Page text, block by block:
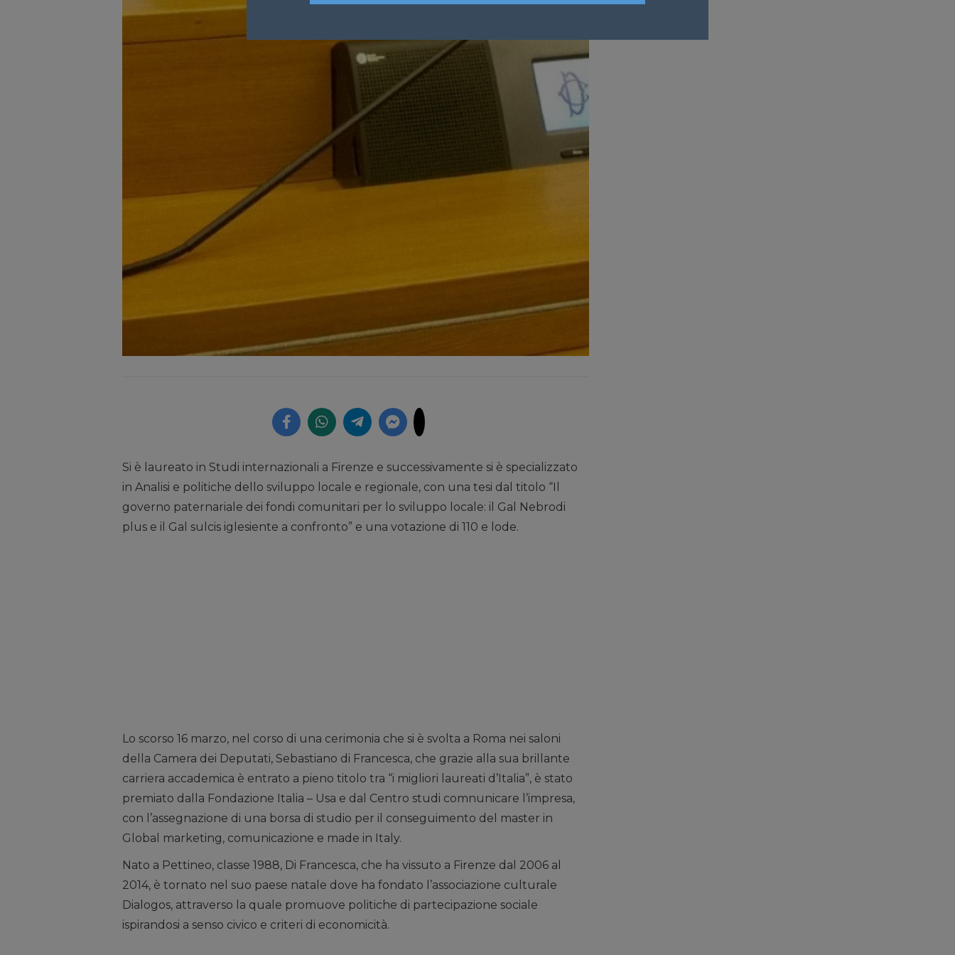
Si è laureato in Studi internazionali a Firenze e successivamente si è specializzato
in Analisi e politiche dello sviluppo locale e regionale, con una tesi dal titolo “Il
governo paternariale dei fondi comunitari per lo sviluppo locale: il Gal Nebrodi
plus e il Gal sulcis iglesiente a confronto” e una votazione di 110 e lode.
Lo scorso 16 marzo, nel corso di una cerimonia che si è svolta a Roma nei saloni
della Camera dei Deputati, Sebastiano di Francesca, che grazie alla sua brillante
carriera accademica è entrato a pieno titolo tra “i migliori laureati d’Italia”, è stato
premiato dalla Fondazione Italia – Usa e dal Centro studi comnunicare l’impresa,
con l’assegnazione di una borsa di studio per il conseguimento del master in
Global marketing, comunicazione e made in Italy.
Nato a Pettineo, classe 1988, Di Francesca, che ha vissuto a Firenze dal 2006 al
2014, è tornato nel suo paese natale dove ha fondato l’associazione culturale
Dialogos, attraverso la quale promuove politiche di partecipazione sociale
ispirandosi a senso civico e criteri di economicità.